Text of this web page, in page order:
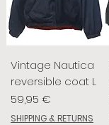
Vintage Nautica
reversible coat L
Preis
59,95 €
SHIPPING & RETURNS